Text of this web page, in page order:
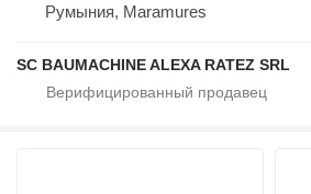
Румыния, Maramures
SC BAUMACHINE ALEXA RATEZ SRL